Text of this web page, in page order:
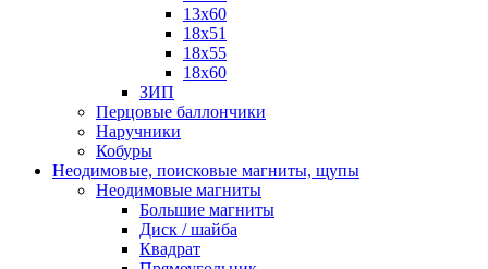
13х60
18х51
18х55
18х60
ЗИП
Перцовые баллончики
Наручники
Кобуры
Неодимовые, поисковые магниты, щупы
Неодимовые магниты
Большие магниты
Диск / шайба
Квадрат